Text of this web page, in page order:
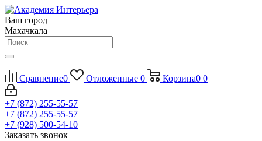
Ваш город
Махачкала
Сравнение0 Отложенные 0 Корзина0 0
+7 (872) 255-55-57
+7 (872) 255-55-57
+7 (928) 500-54-10
Заказать звонок